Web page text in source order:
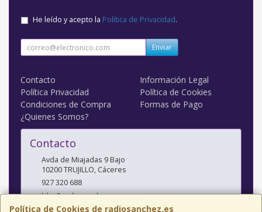
Política de Cookies de radiosanchez.es
He leído y acepto la Política de Privacidad.
Enviar
Contacto
Información Legal
Política Privacidad
Política de Cookies
Condiciones de Compra
Formas de Pago
¿Quienes Somos?
Contacto
Avda de Miajadas 9 Bajo
10200TRUJILLO, Cáceres
927 320 688
kiko@radiosanchez.com